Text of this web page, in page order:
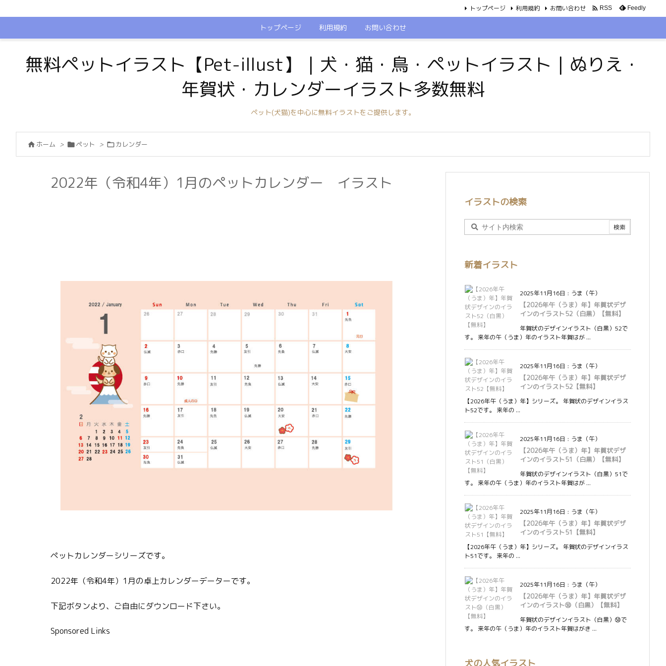
トップページ 利用規約 お問い合わせ
トップページ 利用規約 お問い合わせ  RSS Feedly
無料ペットイラスト【Pet-illust】｜犬・猫・鳥・ペットイラスト｜ぬりえ・
年賀状・カレンダーイラスト多数無料
ペット(犬猫)を中心に無料イラストをご提供します。
 ホーム > ペット > カレンダー
2022年（令和4年）1月のペットカレンダー イラスト
ペットカレンダーシリーズです。
2022年（令和4年）1月の卓上カレンダーデーターです。
下記ボタンより、ご自由にダウンロード下さい。
Sponsored Links
イラストの検索
新着イラスト
2025年11月16日 : うま（午）
【2026年午（うま）年】年賀状デザ
インのイラスト52（白黒）【無料】
年賀状のデザインイラスト（白黒）52で
す。 来年の午（うま）年のイラスト年賀はが ...
2025年11月16日 : うま（午）
【2026年午（うま）年】年賀状デザ
インのイラスト52【無料】
【2026年午（うま）年】シリーズ。 年賀状のデザインイラス
ト52です。 来年の ...
2025年11月16日 : うま（午）
【2026年午（うま）年】年賀状デザ
インのイラスト51（白黒）【無料】
年賀状のデザインイラスト（白黒）51で
す。 来年の午（うま）年のイラスト年賀はが ...
2025年11月16日 : うま（午）
【2026年午（うま）年】年賀状デザ
インのイラスト51【無料】
【2026年午（うま）年】シリーズ。 年賀状のデザインイラス
ト51です。 来年の ...
2025年11月16日 : うま（午）
【2026年午（うま）年】年賀状デザ
インのイラスト㊿（白黒）【無料】
年賀状のデザインイラスト（白黒）㊿で
す。 来年の午（うま）年のイラスト年賀はがき ...
犬の人気イラスト